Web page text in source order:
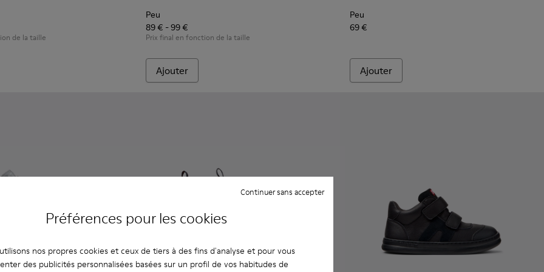
Préférences pour les cookies
nos propres cookies et ceux de tiers à des fins d'analyse et pour vous
des publicités personnalisées basées sur un profil de vos habitudes de
Continuer sans accepter
de la taille
Peu
89 € - 99 €
Prix final en fonction de la taille
Ajouter
Peu
69 €
Ajouter